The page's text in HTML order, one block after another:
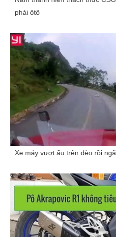
phải ôtô
Xe máy vượt ẩu trên đèo rồi